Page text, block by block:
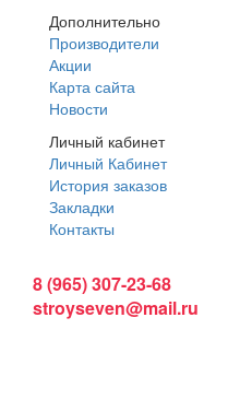
Дополнительно
Производители
Акции
Карта сайта
Новости
Личный кабинет
Личный Кабинет
История заказов
Закладки
Контакты
8 (965) 307-23-68
stroyseven@mail.ru